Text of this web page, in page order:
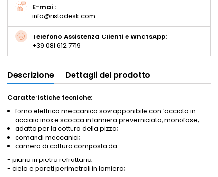
E-mail:
info@ristodesk.com
Telefono Assistenza Clienti e WhatsApp:
+39 081 612 7719
Descrizione Dettagli del prodotto
Caratteristiche tecniche:
forno elettrico meccanico sovrapponibile con facciata in
acciaio inox e scocca in lamiera preverniciata, monofase;
adatto per la cottura della pizza;
comandi meccanici;
camera di cottura composta da:
- piano in pietra refrattaria;
- cielo e pareti perimetrali in lamiera;